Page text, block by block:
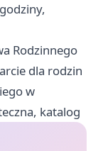
Rodzinnego
dla rodzin
w
katalog